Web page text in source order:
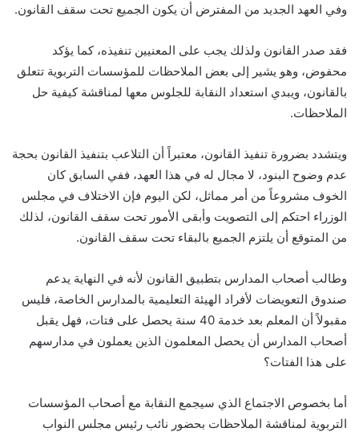
وفي العهد الجديد من المفترض أن يكون الجميع تحت سقف القانون.
فقد صدر القانون ولذلك يجب على المعنيين تنفيذه، كما يؤكد
محفوض، وهو يشير إلى بعض الملاحظات للمؤسسات التربوية تتعلق
بالقانون، ويبدي استعداد النقابة للجلوس معها لمناقشة كيفية حل
الملاحظات.
ويتشدد بضرورة تنفيذ القانون، معتبراً أن التلاعب بتنفيذ القانون بحجة
عدم وضوح البنود، لا مجال له في هذا العهد، ففي السابق كان
الخوف مشروعاً من أمر مماثل، لكن اليوم فإن الاختلاف في مجلس
الوزراء احتكم إلى التصويت وأبقى الأمور تحت سقف القانون، لذلك
من المتوقع أن يلتزم الجميع بالبقاء تحت سقف القانون.
وطالب أصحاب المدارس بتطبيق القانون لأنه في النهاية يدعم
صندوق التعويضات لأفراد الهيئة التعليمية بالمدارس الخاصة، فليس
مقبولاً أن المعلم بعد خدمة 40 سنة يحصل على فتات، فهل يقبل
أصحاب المدارس أن يحصل المعلمون الذين يعملون في مدارسهم
على هذا الفتات؟
أما بخصوص الاجتماع الذي سيجمع النقابة مع أصحاب المؤسسات
التربوية لمناقشة الملاحظات بحضور نائب رئيس مجلس النواب